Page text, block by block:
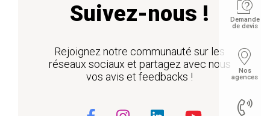
Suivez-nous !
Rejoignez notre communauté sur les
réseaux sociaux et partagez avec nous
vos avis et feedbacks !
Demande
de devis
Nos
agences